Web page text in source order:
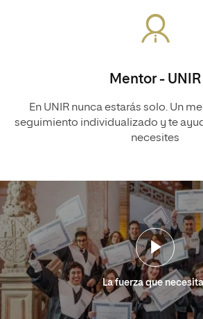
Mentor - UNIR
En UNIR nunca estarás solo. Un
seguimiento individualizado y te
necesites
La fuerza que